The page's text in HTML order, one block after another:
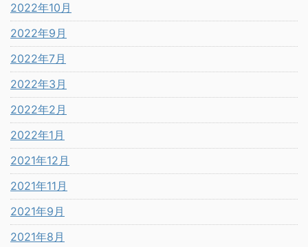
2022年10月
2022年9月
2022年7月
2022年3月
2022年2月
2022年1月
2021年12月
2021年11月
2021年9月
2021年8月